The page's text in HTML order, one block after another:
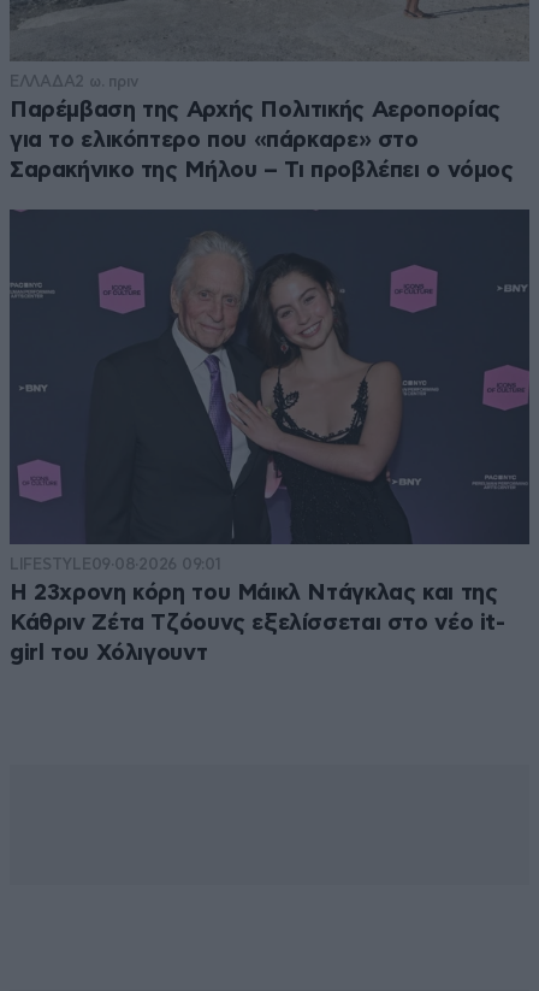
ΕΛΛΑΔΑ2 ω. πριν
Παρέμβαση της Αρχής Πολιτικής Αεροπορίας
για το ελικόπτερο που «πάρκαρε» στο
Σαρακήνικο της Μήλου – Τι προβλέπει ο νόμος
LIFESTYLE09·08·2026 09:01
Η 23χρονη κόρη τoυ Μάικλ Ντάγκλας και της
Κάθριν Ζέτα Τζόουνς εξελίσσεται στο νέο it-
girl του Χόλιγουντ